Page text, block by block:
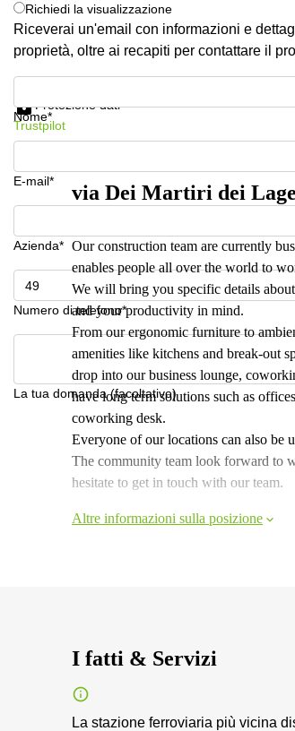
Richiedi la visualizzazione
Riceverai un'email con informazioni e
proprietà, oltre ai recapiti per contattare il
Nome*
E-mail*
Azienda*
Numero di telefono*
La tua domanda (facoltativo)
Protezione dati
Trustpilot
via Dei Martiri dei
Our construction team are currently
enables people all over the world to
We will bring you specific details
and your productivity in mind.
From our ergonomic furniture to
amenities like kitchens and break-out
drop into our business lounge,
have long term solutions such as
coworking desk.
Everyone of our locations can also be
The community team look forward to
hesitate to get in touch with our team.
Altre informazioni sulla posizione
I fatti & Servizi
La stazione ferroviaria più vicina